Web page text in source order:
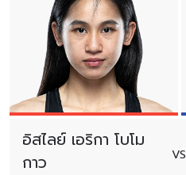
อิสไลย์ เอริกา โบโม
กาว
VS